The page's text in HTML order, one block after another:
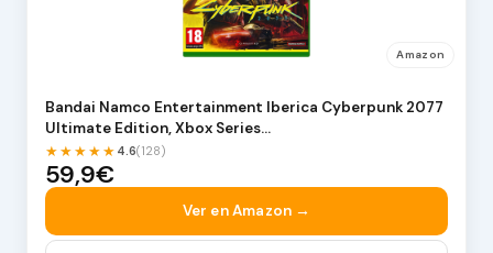
Amazon
Bandai Namco Entertainment Iberica Cyberpunk 2077
Ultimate Edition, Xbox Series…
★★★★★ 4.6(128)
59,9€
Ver en Amazon →